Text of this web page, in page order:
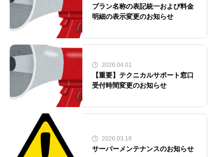
プラン名称の表記統一および料金
明細の表示変更のお知らせ
2026.04.01
【重要】テクニカルサポート窓口
受付時間変更のお知らせ
2026.03.18
サーバーメンテナンスのお知らせ